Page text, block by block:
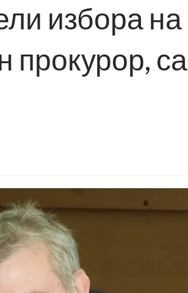
избора на
прокурор, са